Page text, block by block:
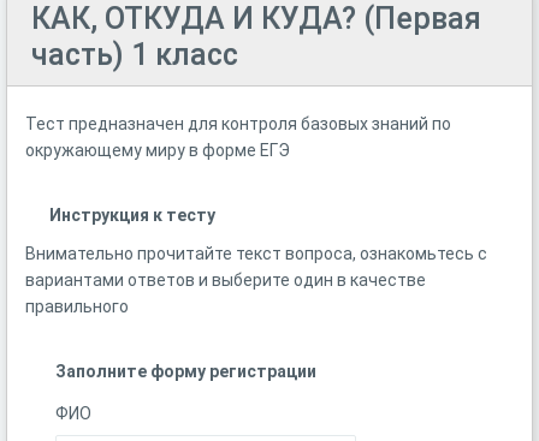
КАК, ОТКУДА И КУДА? (Первая
часть) 1 класс
Тест предназначен для контроля базовых знаний по
окружающему миру в форме ЕГЭ
Инструкция к тесту
Внимательно прочитайте текст вопроса, ознакомьтесь с
вариантами ответов и выберите один в качестве
правильного
Заполните форму регистрации
ФИО